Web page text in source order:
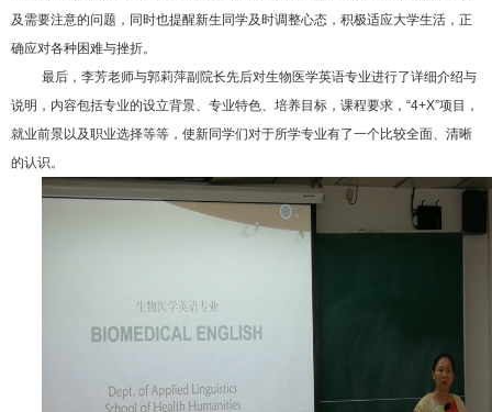
及需要注意的问题，同时也提醒新生同学及时调整心态，积极适应大学生活，正
确应对各种困难与挫折。
最后，李芳老师与郭莉萍副院长先后对生物医学英语专业进行了详细介绍与
说明，内容包括专业的设立背景、专业特色、培养目标，课程要求，“4+X”项目，
就业前景以及职业选择等等，使新同学们对于所学专业有了一个比较全面、清晰
的认识。